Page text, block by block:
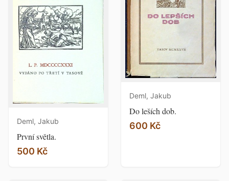
Deml, Jakub
První světla.
500 Kč
Deml, Jakub
Do leších dob.
600 Kč